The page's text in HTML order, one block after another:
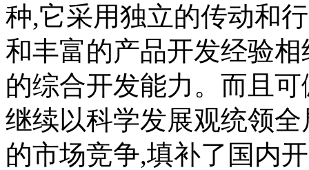
种,它采用独立的传动和
和丰富的产品开发经验
的综合开发能力。而且
继续以科学发展观统领
的市场竞争,填补了国内